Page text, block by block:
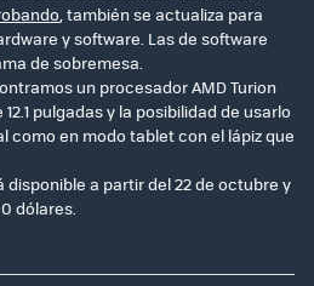
, también se actualiza para
y software. Las de software
de sobremesa.
un procesador AMD Turion
pulgadas y la posibilidad de usarlo
como en modo tablet con el lápiz que
a partir del 22 de octubre y
dólares.